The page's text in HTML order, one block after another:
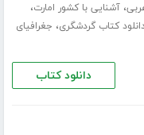
،آشنایی با کشور امارت،
کتاب گردشگری، جغرافیای
دانلود کتاب